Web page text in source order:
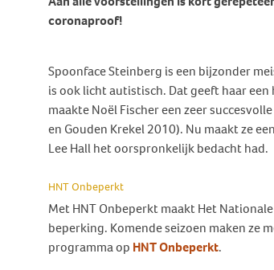
Botverankerd hoorsysteem
Vraagbaak
World Hearing Day
Behandeling Duizeligheid en
Evenwicht
en Evenwicht
Evenwichtsproblemen bij
kinderen
Wat doen wij voor jou?
Vrijwilligers
Vacatures
Adverteren
Contact
coronaproof!
Spoonface Steinberg is een bijzonder
is ook licht autistisch. Dat geeft haar
maakte Noël Fischer een zeer
en Gouden Krekel 2010). Nu maakt ze
Lee Hall het oorspronkelijk bedacht had.
HNT Onbeperkt
Met HNT Onbeperkt maakt Het
beperking. Komende seizoen maken ze
programma op HNT Onbeperkt.